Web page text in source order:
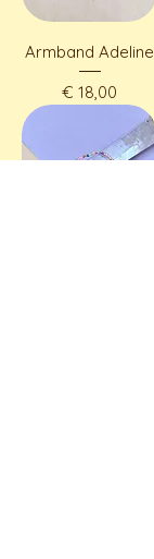
Armband Adeline
Preis
€ 18,00